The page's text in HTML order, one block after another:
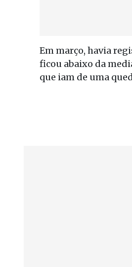
Em março, havia
ficou abaixo da
que iam de uma